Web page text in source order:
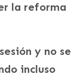
la reforma
y no se
incluso